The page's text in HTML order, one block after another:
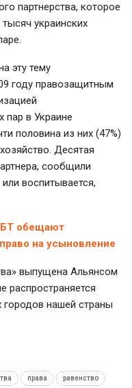
партнерства, которое
украинских
эту тему
году правозащитным
пар в Украине
половина из них (47%)
Десятая
сообщили
воспитывается,
обещают
на усыновление
выпущена Альянсом
распространяется
городов нашей страны
права равенство